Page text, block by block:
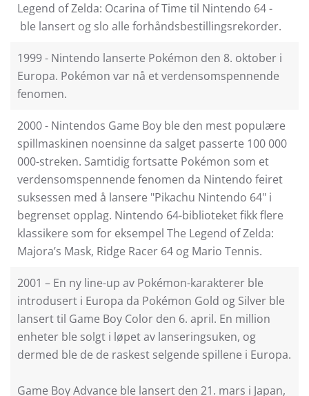
Legend of Zelda: Ocarina of Time til Nintendo 64 -
ble lansert og slo alle forhåndsbestillingsrekorder.
1999 - Nintendo lanserte Pokémon den 8. oktober i
Europa. Pokémon var nå et verdensomspennende
fenomen.
2000 - Nintendos Game Boy ble den mest populære
spillmaskinen noensinne da salget passerte 100 000
000-streken. Samtidig fortsatte Pokémon som et
verdensomspennende fenomen da Nintendo feiret
suksessen med å lansere "Pikachu Nintendo 64" i
begrenset opplag. Nintendo 64-biblioteket fikk flere
klassikere som for eksempel The Legend of Zelda:
Majora’s Mask, Ridge Racer 64 og Mario Tennis.
2001 – En ny line-up av Pokémon-karakterer ble
introdusert i Europa da Pokémon Gold og Silver ble
lansert til Game Boy Color den 6. april. En million
enheter ble solgt i løpet av lanseringsuken, og
dermed ble de de raskest selgende spillene i Europa.
Game Boy Advance ble lansert den 21. mars i Japan,